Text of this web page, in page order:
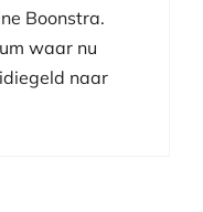
Boonstra.
waar nu
naar